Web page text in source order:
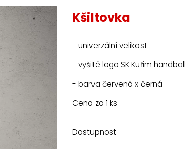
Kšiltovka
- univerzální velikost
- vyšité logo SK Kuřim handball
- barva červená x černá
Cena za 1 ks
Dostupnost